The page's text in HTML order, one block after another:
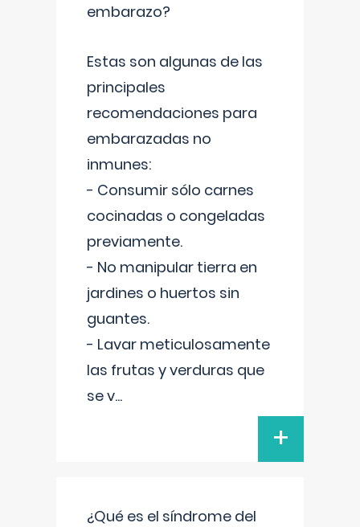
embarazo?
Estas son algunas de las
principales
recomendaciones para
embarazadas no
inmunes:
- Consumir sólo carnes
cocinadas o congeladas
previamente.
- No manipular tierra en
jardines o huertos sin
guantes.
- Lavar meticulosamente
las frutas y verduras que
se v...
+
¿Qué es el síndrome del